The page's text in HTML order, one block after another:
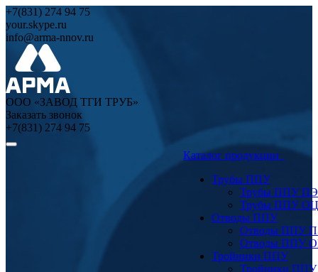
+7(831) 274 94 75
your.skype.ru
info@arma-nnov.ru
ООО «ЗАВОД ТГИ ТРУБ»
Заказать звонок
+7(831) 274 94 75
Каталог продукции
Трубы ППУ
Трубы ППУ ПЭ
Трубы ППУ ОЦ
Отводы ППУ
Отводы ППУ
Отводы ППУ
Тройники ППУ
Тройники